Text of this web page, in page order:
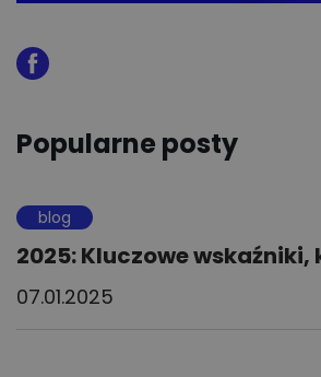
Popularne posty
blog
2025: Kluczowe wskaźniki,
07.01.2025